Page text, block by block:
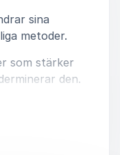
sina
metoder.
som stärker
den.
sömnexpert
Boye Sov gott